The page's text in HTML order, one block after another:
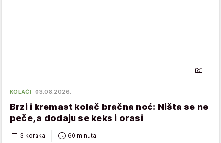
KOLAČI 03.08.2026.
Brzi i kremast kolač bračna noć: Ništa se ne
peče, a dodaju se keks i orasi
3 koraka 60 minuta